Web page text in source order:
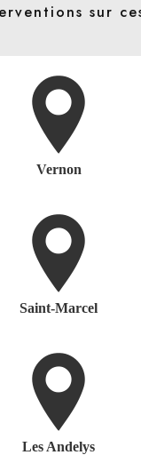
sur
Vernon
Saint-Marcel
Les Andelys